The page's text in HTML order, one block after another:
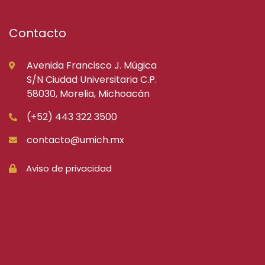
Contacto
Avenida Francisco J. Múgica
S/N Ciudad Universitaria C.P.
58030, Morelia, Michoacán
(+52) 443 322 3500
contacto@umich.mx
Aviso de privacidad